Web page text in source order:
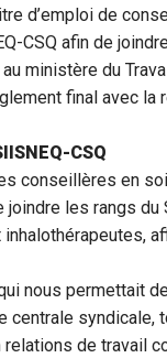
d’emploi de
CSQ afin de
ministère du
final avec la
CSQ
conseillères en
joindre les rangs
nous permettait
centrale
de travail